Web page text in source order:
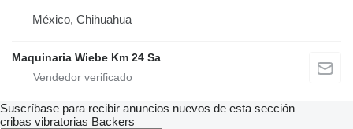
México, Chihuahua
Maquinaria Wiebe Km 24 Sa
Suscríbase para recibir anuncios nuevos de esta sección
cribas vibratorias Backers